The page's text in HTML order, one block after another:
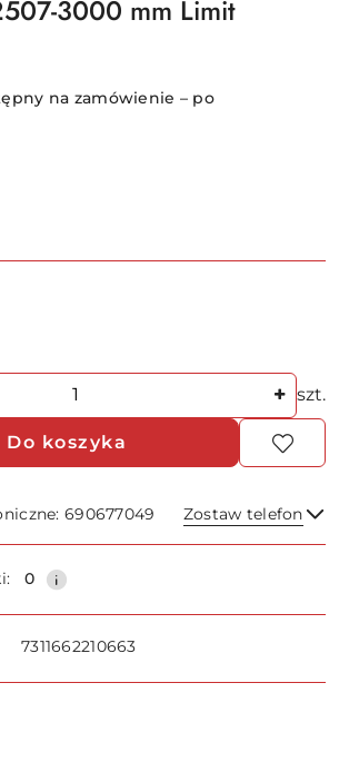
3000 mm Limit
na zamówienie – po
szt.
Do koszyka
690677049 Zostaw telefon
Wyślij
0
7311662210663